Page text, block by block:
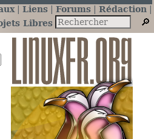
Liens Forums
Rédaction
Libres